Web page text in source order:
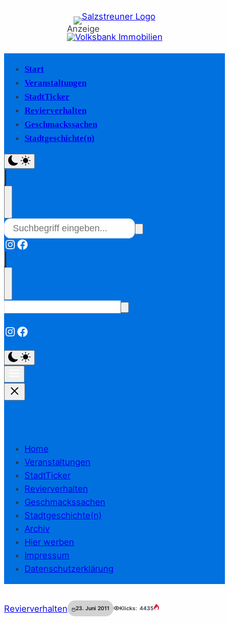
Anzeige
Start
Veranstaltungen
StadtTicker
Revierverhalten
Geschmackssachen
Stadtgeschichte(n)
Instagram
Facebook
Instagram
Facebook
Home
Veranstaltungen
StadtTicker
Revierverhalten
Geschmackssachen
Stadtgeschichte(n)
Archiv
Hier werben
Impressum
Datenschutzerklärung
Revierverhalten 23. Juni 2011 Klicks: 4435